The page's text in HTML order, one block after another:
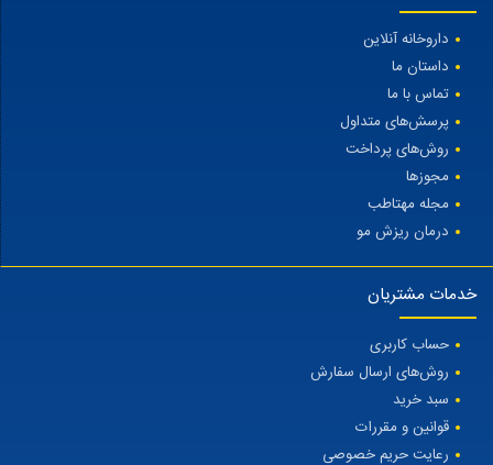
داروخانه آنلاین
داستان ما
تماس با ما
پرسش‌های متداول
روش‌های پرداخت
مجوزها
مجله مهتاطب
درمان ریزش مو
خدمات مشتریان
حساب کاربری
روش‌های ارسال سفارش
سبد خرید
قوانین و مقررات
رعایت حریم خصوصی